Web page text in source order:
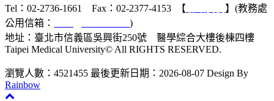
Tel：02-2736-1661 Fax：02-2377-4153 【
】(教務處
公用信箱：
)
地址：臺北市信義區吳興街250號 醫學綜合大樓後棟四樓
Taipei Medical University© All RIGHTS RESERVED.
瀏覽人數：4521455 最後更新日期：2026-08-07 Design By
Rainbow